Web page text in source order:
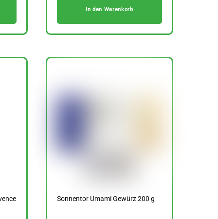
In den Warenkorb
Sonnentor Umami Gewürz 200 g